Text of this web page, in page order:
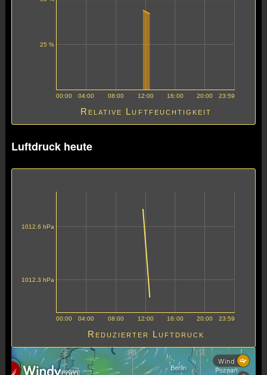
00:00 04:00 08:00 12:00 16:00 20:00 23:59
Relative Luftfeuchtigkeit
25 %
Luftdruck heute
00:00 04:00 08:00 12:00 16:00 20:00 23:59
Reduzierter Luftdruck
1012.3 hPa
1012.6 hPa
Amsterdam
Copenhagen
Poznań
Berlin
Wind